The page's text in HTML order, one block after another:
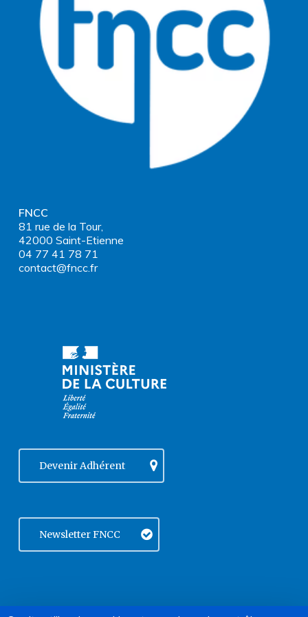
FNCC
81 rue de la Tour,
42000 Saint-Etienne
04 77 41 78 71
contact@fncc.fr
Devenir Adhérent
Newsletter FNCC